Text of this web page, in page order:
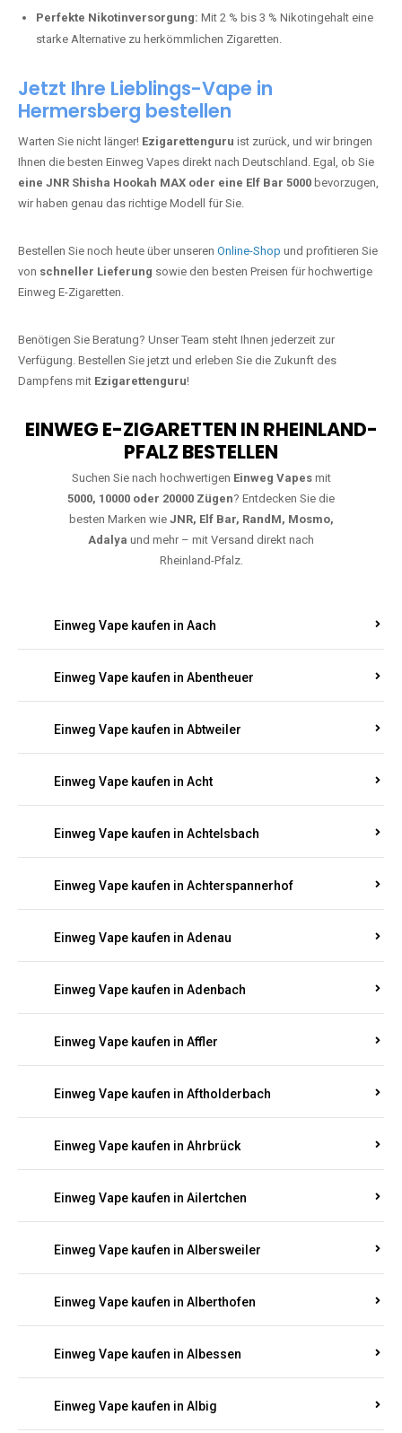
Perfekte Nikotinversorgung: Mit 2 % bis 3 % Nikotingehalt eine
starke Alternative zu herkömmlichen Zigaretten.
Jetzt Ihre Lieblings-Vape in
Hermersberg bestellen
Warten Sie nicht länger! Ezigarettenguru ist zurück, und wir bringen
Ihnen die besten Einweg Vapes direkt nach Deutschland. Egal, ob Sie
eine JNR Shisha Hookah MAX oder eine Elf Bar 5000 bevorzugen,
wir haben genau das richtige Modell für Sie.
Bestellen Sie noch heute über unseren Online-Shop und profitieren Sie
von schneller Lieferung sowie den besten Preisen für hochwertige
Einweg E-Zigaretten.
Benötigen Sie Beratung? Unser Team steht Ihnen jederzeit zur
Verfügung. Bestellen Sie jetzt und erleben Sie die Zukunft des
Dampfens mit Ezigarettenguru!
EINWEG E-ZIGARETTEN IN RHEINLAND-
PFALZ BESTELLEN
Suchen Sie nach hochwertigen Einweg Vapesmit
5000, 10000 oder 20000 Zügen? Entdecken Sie die
besten Marken wie JNR, Elf Bar, RandM, Mosmo,
Adalya und mehr – mit Versand direkt nach
Rheinland-Pfalz.
Einweg Vape kaufen in Aach
Einweg Vape kaufen in Abentheuer
Einweg Vape kaufen in Abtweiler
Einweg Vape kaufen in Acht
Einweg Vape kaufen in Achtelsbach
Einweg Vape kaufen in Achterspannerhof
Einweg Vape kaufen in Adenau
Einweg Vape kaufen in Adenbach
Einweg Vape kaufen in Affler
Einweg Vape kaufen in Aftholderbach
Einweg Vape kaufen in Ahrbrück
Einweg Vape kaufen in Ailertchen
Einweg Vape kaufen in Albersweiler
Einweg Vape kaufen in Alberthofen
Einweg Vape kaufen in Albessen
Einweg Vape kaufen in Albig